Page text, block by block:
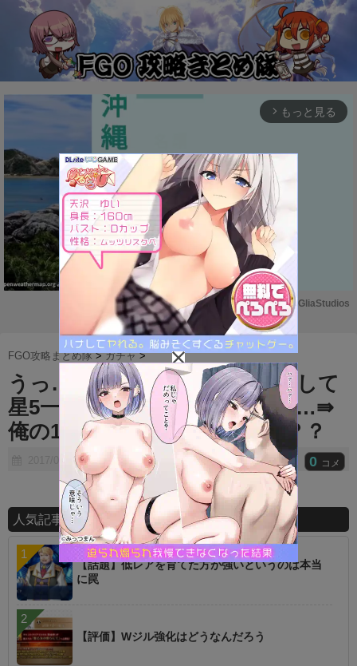
arrow_forward_ios もっと見る
M
u
t
Powered by GliaStudios
FGO攻略まとめ隊 >ガチャ >
うっ…水着ガチャ350連くらいして
星5一体は心にくるものがある…⇛
俺の10連に勝てる奴おりゅ？？？
2017/07/13 0 コメ
人気記事ランキング
【話題】低レアを育てた方が強いというのは本当
に罠
【評価】Wジル強化はどうなんだろう